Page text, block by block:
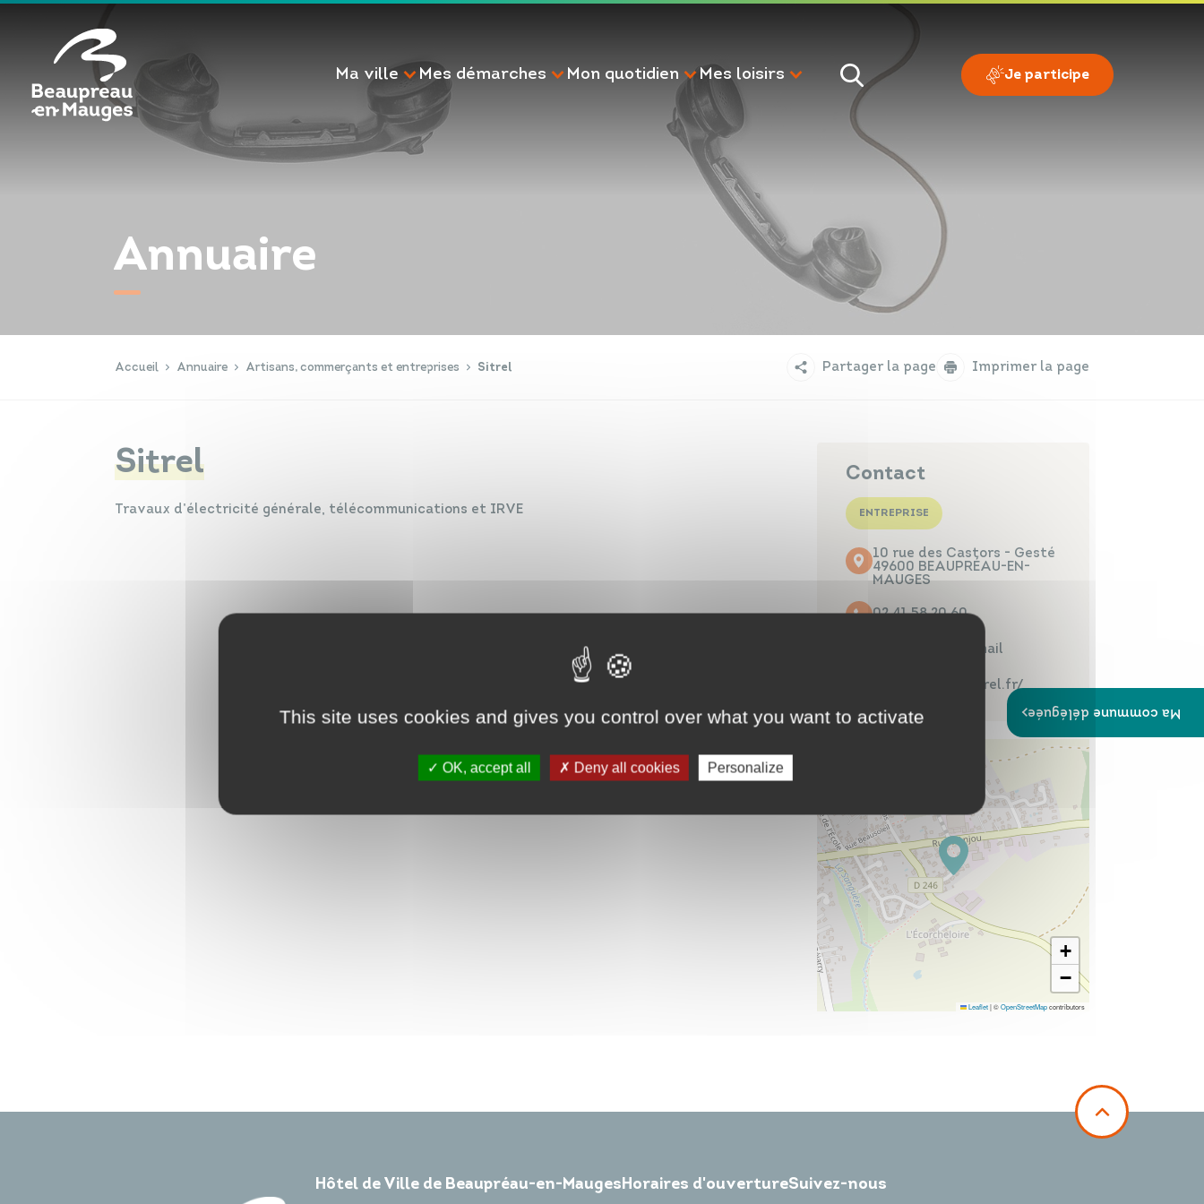
Ma ville Mes démarches Mon quotidien Mes loisirs Je participe
Annuaire
Accueil Annuaire Artisans, commerçants et entreprises Sitrel Partager la page Imprimer la page
Sitrel
Travaux d’électricité générale, télécommunications et IRVE
Contact
ENTREPRISE
10 rue des Castors - Gesté
49600 BEAUPRÉAU-EN-
MAUGES
02 41 58 20 60
Contacter par mail
https://www.sitrel.fr/
+
−
Leaflet|©OpenStreetMapcontributors
Hôtel de Ville de Beaupréau-en-MaugesHoraires d'ouvertureSuivez-nous
Ma commune déléguée
Infos travaux
Cookies management panel
This site uses cookies and gives you control over what you want to activate
OK, accept all Deny all cookies Personalize